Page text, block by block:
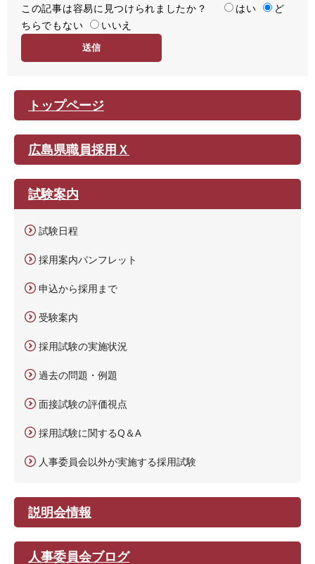
度
容
易
この記事は容易に見つけられましたか？ はい
ど
ちらでもない
いいえ
トップページ
広島県職員採用Ｘ
試験案内
試験日程
採用案内パンフレット
申込から採用まで
受験案内
採用試験の実施状況
過去の問題・例題
面接試験の評価視点
採用試験に関するQ＆A
人事委員会以外が実施する採用試験
説明会情報
人事委員会ブログ